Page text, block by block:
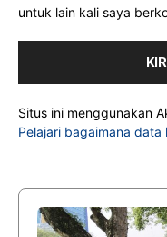
untuk lain kali saya
Situs ini menggunakan
Pelajari bagaimana